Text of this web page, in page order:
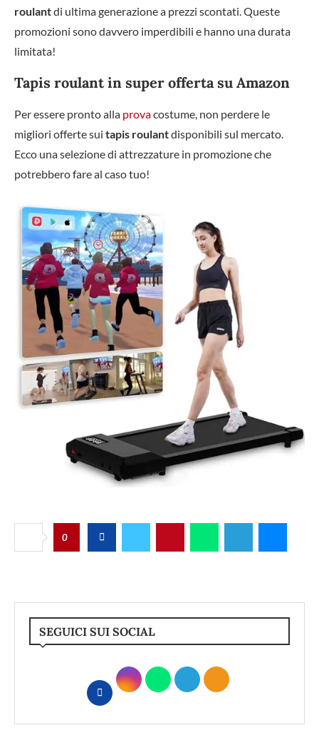
roulantdi ultima generazione a prezzi scontati. Queste
promozioni sono davvero imperdibili e hanno una durata
limitata!
Tapis roulant in super offerta su Amazon
Per essere pronto alla provacostume, non perdere le
migliori offerte sui tapis roulantdisponibili sul mercato.
Ecco una selezione di attrezzature in promozione che
potrebbero fare al caso tuo!
0
SEGUICI SUI SOCIAL